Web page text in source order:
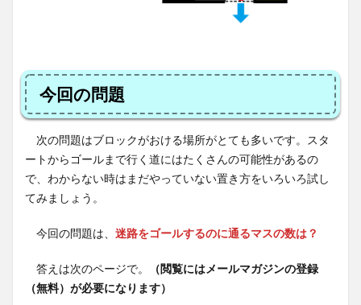
今回の問題
次の問題はブロックがおける場所がとても多いです。スタ
ートからゴールまで行く道にはたくさんの可能性があるの
で、わからない時はまだやっていない置き方をいろいろ試し
てみましょう。
今回の問題は、 迷路をゴールするのに通るマスの数は？
答えは次のページで。
（閲覧にはメールマガジンの登録
（無料）が必要になります）